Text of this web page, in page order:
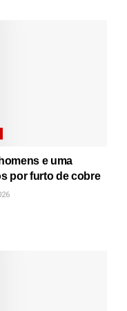
e uma
por furto de cobre